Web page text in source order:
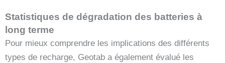
Statistiques de dégradation des batteries à
long terme
Pour mieux comprendre les implications des différents
types de recharge, Geotab a également évalué les